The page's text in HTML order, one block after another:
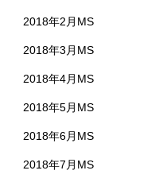
2018年2月MS
2018年3月MS
2018年4月MS
2018年5月MS
2018年6月MS
2018年7月MS